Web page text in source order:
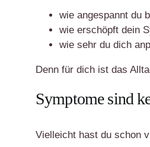
wie angespannt du
wie erschöpft dein
wie sehr du dich
Denn für dich ist das
Symptome sind
Vielleicht hast du schon